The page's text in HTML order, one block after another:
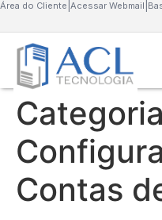
Área do Cliente Acessar Webmail
Contas